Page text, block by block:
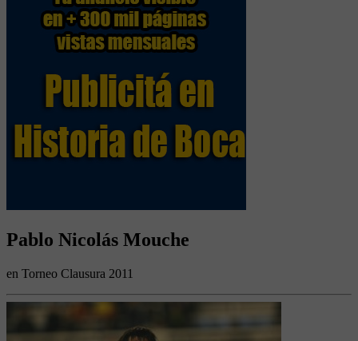
Pablo Nicolás Mouche
en Torneo Clausura 2011